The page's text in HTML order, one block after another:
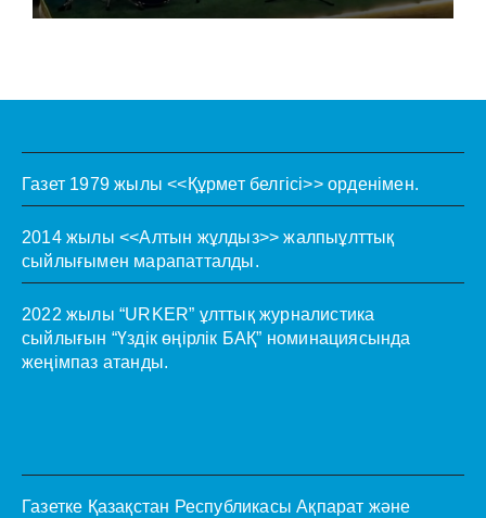
Газет 1979 жылы <<Құрмет белгісі>> орденімен.
2014 жылы <<Алтын жұлдыз>> жалпыұлттық
сыйлығымен марапатталды.
2022 жылы “URKER” ұлттық журналистика
сыйлығын “Үздік өңірлік БАҚ” номинациясында
жеңімпаз атанды.
Газетке Қазақстан Республикасы Ақпарат және